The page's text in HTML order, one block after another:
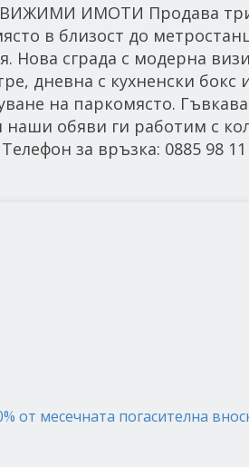
ИМОТИ Продава
в близост до
Нова сграда с модерна
дневна с кухненски бокс
на паркомясто.
обяви ги работим с
за връзка: 0885 98 11
от месечната погасителна